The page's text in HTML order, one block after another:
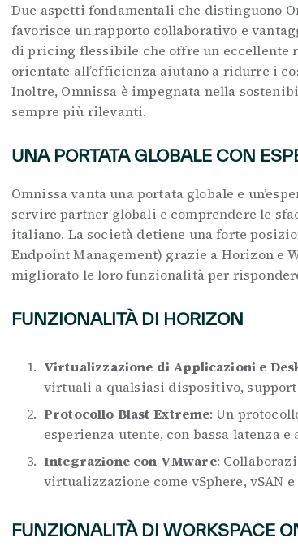
Due aspetti fondamentali che distinguono
favorisce un rapporto collaborativo e
di pricing flessibile che offre un eccellente
orientate all’efficienza aiutano a ridurre i
Inoltre, Omnissa è impegnata nella
sempre più rilevanti.
UNA PORTATA GLOBALE CON
Omnissa vanta una portata globale e
servire partner globali e comprendere le
italiano. La società detiene una forte
Endpoint Management) grazie a Horizon e
migliorato le loro funzionalità per
FUNZIONALITÀ DI HORIZON
Virtualizzazione di Applicazioni e
virtuali a qualsiasi dispositivo,
Protocollo Blast Extreme: Un
esperienza utente, con bassa latenza
Integrazione con VMware:
virtualizzazione come vSphere, vSAN
FUNZIONALITÀ DI WORKSPACE